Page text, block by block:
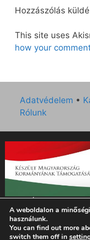
Hozzászólás
This site uses
how your
Adatvédelem •
Rólunk
„Az Új Ember
támogatását az
szerződés keretében 3
Emberi
A weboldalon a
használunk.
You can find out more
switch them off in